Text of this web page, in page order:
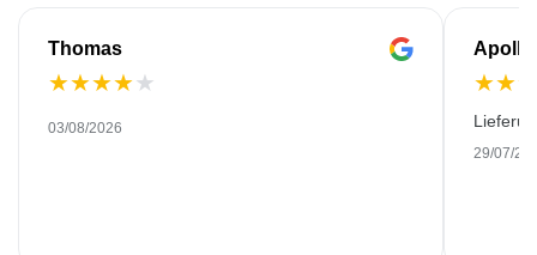
Thomas
★★★★★
03/08/2026
★★
29/07/